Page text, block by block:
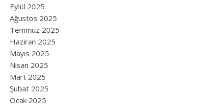
Eylül 2025
Ağustos 2025
Temmuz 2025
Haziran 2025
Mayıs 2025
Nisan 2025
Mart 2025
Şubat 2025
Ocak 2025